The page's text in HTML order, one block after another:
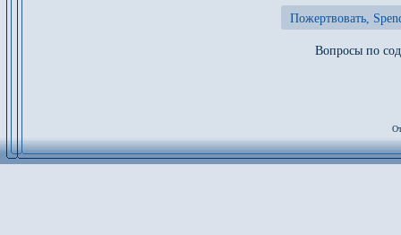
Пожертвовать,
Вопросы по